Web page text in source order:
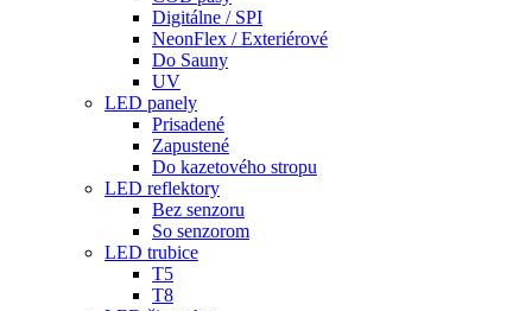
Digitálne / SPI
NeonFlex / Exteriérové
Do Sauny
UV
LED panely
Prisadené
Zapustené
Do kazetového stropu
LED reflektory
Bez senzoru
So senzorom
LED trubice
T5
T8